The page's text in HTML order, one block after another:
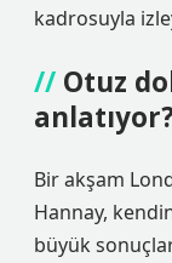
kadrosuyla
Otuz
Bir akşam
Hannay,
büyük